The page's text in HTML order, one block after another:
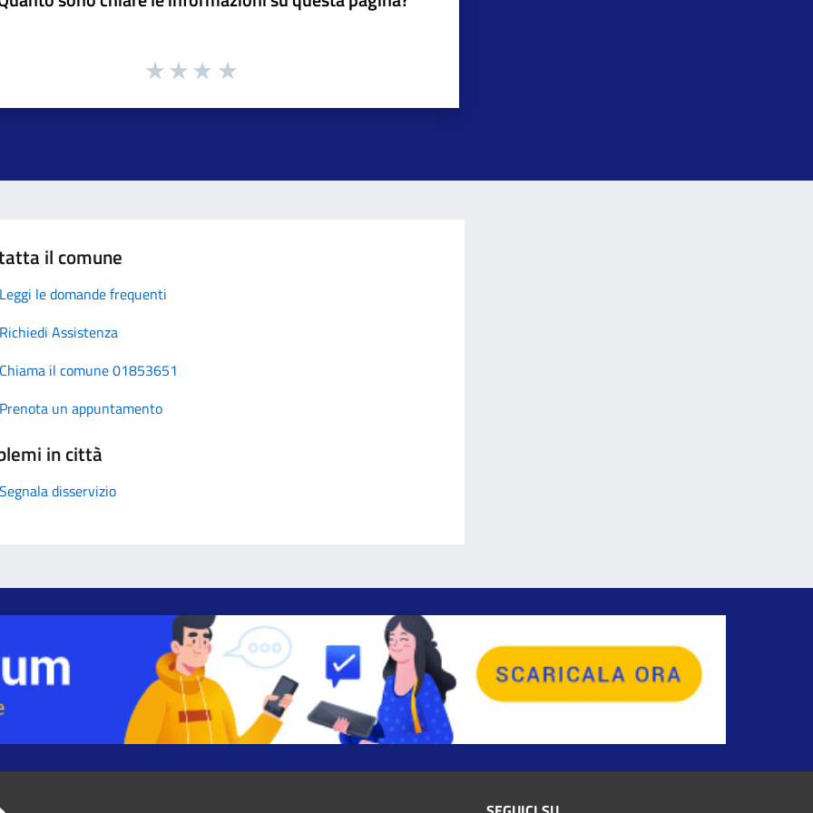
il comune
Leggi le domande frequenti
Richiedi Assistenza
Chiama il comune 01853651
Prenota un appuntamento
in città
Segnala disservizio